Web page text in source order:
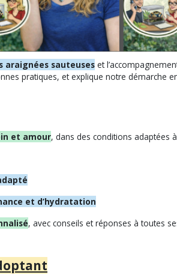
araignées sauteuses et
pratiques, et explique notre démarche
et amour, dans des conditions adaptées
et d’hydratation
, avec conseils et réponses à toutes